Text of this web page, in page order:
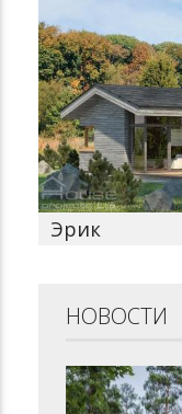
Эрик
НОВОСТИ